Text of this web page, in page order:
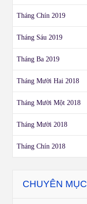
Tháng Chín 2019
Tháng Sáu 2019
Tháng Ba 2019
Tháng Mười Hai 2018
Tháng Mười Một 2018
Tháng Mười 2018
Tháng Chín 2018
CHUYÊN MỤC